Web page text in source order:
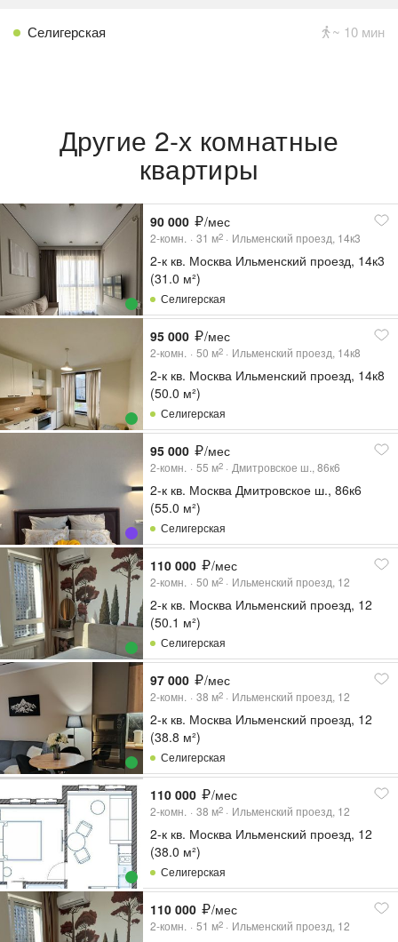
Селигерская ~ 10 мин
Другие 2-х комнатные
квартиры
90 000 /мес
2-комн. 31 м2 Ильменский проезд, 14к3
2-к кв. Москва Ильменский проезд, 14к3
(31.0 м²)
Селигерская
95 000 /мес
2-комн. 50 м2 Ильменский проезд, 14к8
2-к кв. Москва Ильменский проезд, 14к8
(50.0 м²)
Селигерская
95 000 /мес
2-комн. 55 м2 Дмитровское ш., 86к6
2-к кв. Москва Дмитровское ш., 86к6
(55.0 м²)
Селигерская
110 000 /мес
2-комн. 50 м2 Ильменский проезд, 12
2-к кв. Москва Ильменский проезд, 12
(50.1 м²)
Селигерская
97 000 /мес
2-комн. 38 м2 Ильменский проезд, 12
2-к кв. Москва Ильменский проезд, 12
(38.8 м²)
Селигерская
110 000 /мес
2-комн. 38 м2 Ильменский проезд, 12
2-к кв. Москва Ильменский проезд, 12
(38.0 м²)
Селигерская
110 000 /мес
2-комн. 51 м2 Ильменский проезд, 12